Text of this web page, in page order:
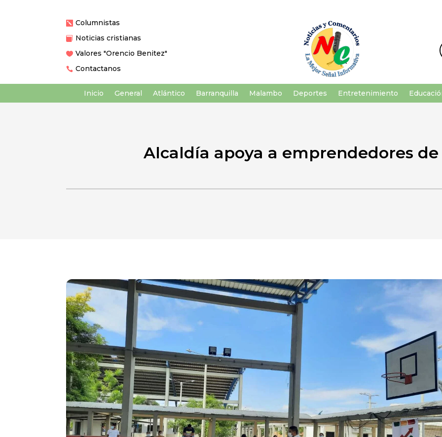
 Columnistas
 Noticias cristianas
 Valores "Orencio Benitez"
 Contactanos
Inicio General Atlántico Barranquilla Malambo Deportes Entretenimiento
Alcaldía apoya a emprendedores